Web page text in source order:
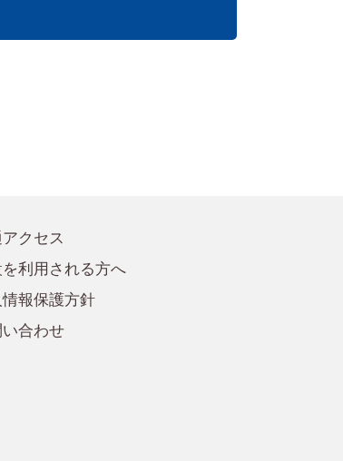
●事務局への質問・お問合せ
●スポーツ少年団助成事業
クセス
利用される方へ
報保護方針
い合わせ